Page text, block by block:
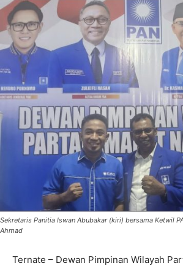
Sekretaris Panitia Iswan Abubakar (kiri) bersama Ketwil
Ahmad
Ternate – Dewan Pimpinan Wilayah